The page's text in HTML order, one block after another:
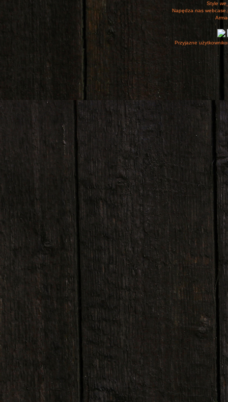
Style
Napędza nas
Przyjazne